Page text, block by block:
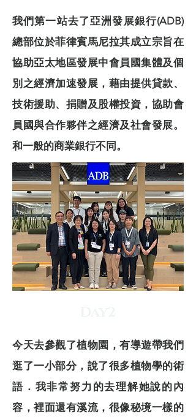
我們第一站去了亞洲發展銀行(ADB)
總部位於菲律賓馬尼拉其成立宗旨在
協助亞太地區發展中會員國集體及個
別之經濟加速發展，藉由提供貸款、
技術援助、捐贈及股權投資，協助會
員國與合作夥伴之經濟及社會發展。
和一般的商業銀行不同。
今天去參觀了植物園，有導遊帶我們
逛了一小部分，說了很多植物學的術
語．我非常努力的去理解她說的內
容，裡面還有溪流，很像秘境一樣的